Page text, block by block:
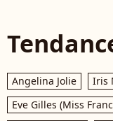
Angelina Jolie Iris
Eve Gilles (Miss